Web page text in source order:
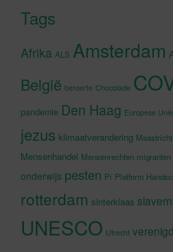
Tags
Afrika ALS Amsterdam
België beroerte Chocolade
pandemie Den Haag Europese Unie
jezus klimaatverandering Maastricht
Mensenhandel Mensenrechten migranten
onderwijs pesten Pi Platform
rotterdam sinterklaas
UNESCO Utrecht